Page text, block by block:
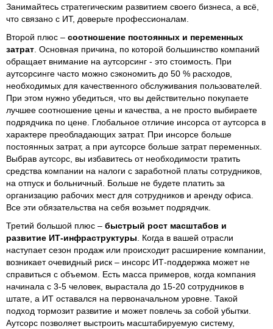
Занимайтесь стратегическим развитием своего бизнеса, а всё,
что связано с ИТ, доверьте профессионалам.
Второй плюс – соотношение постоянных и переменных
затрат . Основная причина, по которой большинство компаний
обращает внимание на аутсорсинг - это стоимость. При
аутсорсинге часто можно сэкономить до 50 % расходов,
необходимых для качественного обслуживания пользователей.
При этом нужно убедиться, что вы действительно покупаете
лучшее соотношение цены и качества, а не просто выбираете
подрядчика по цене. Глобальное отличие инсорса от аутсорса в
характере преобладающих затрат. При инсорсе больше
постоянных затрат, а при аутсорсе больше затрат переменных.
Выбрав аутсорс, вы избавитесь от необходимости тратить
средства компании на налоги с заработной платы сотрудников,
на отпуск и больничный. Больше не будете платить за
организацию рабочих мест для сотрудников и аренду офиса.
Все эти обязательства на себя возьмет подрядчик.
Третий большой плюс – быстрый рост масштабов и
развитие ИТ-инфраструктуры . Когда в вашей отрасли
наступает сезон продаж или происходит расширение компании,
возникает очевидный риск – инсорс ИТ-поддержка может не
справиться с объемом. Есть масса примеров, когда компания
начинала с 3-5 человек, вырастала до 15-20 сотрудников в
штате, а ИТ оставался на первоначальном уровне. Такой
подход тормозит развитие и может повлечь за собой убытки.
Аутсорс позволяет выстроить масштабируемую систему,